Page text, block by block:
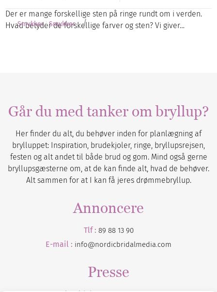
Der er mange forskellige sten på ringe rundt om i verden.
Hvad betyder de forskellige farver og sten? Vi giver…
Smykker Smykker /
Går du med tanker om bryllup?
Her finder du alt, du behøver inden for planlægning af
brylluppet: Inspiration, brudekjoler, ringe, bryllupsrejsen,
festen og alt andet til både brud og gom. Mind også gerne
bryllupsgæsterne om, at de kan finde alt, hvad de behøver.
Alt sammen for at I kan få jeres drømmebryllup.
Annoncere
Tlf : 89 88 13 90
E-mail : info@nordicbridalmedia.com
Presse